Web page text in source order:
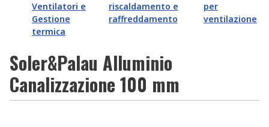
Ventilatori e
Gestione
termica
riscaldamento e
raffreddamento
per
ventilazione
Soler&Palau Alluminio
Canalizzazione 100 mm